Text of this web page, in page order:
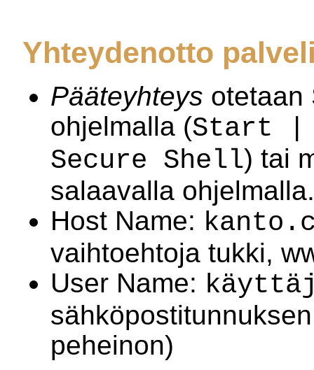
Yhteydenotto
Pääteyhteys otetaan
ohjelmalla (Start |
Secure Shell) tai
salaavalla ohjelmalla.
Host Name:
vaihtoehtoja tukki,
User Name:
peheinon)